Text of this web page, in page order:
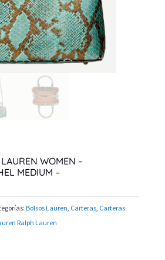
WOMEN –
MEDIUM –
Bolsos Lauren, Carteras, Carteras
Ralph Lauren